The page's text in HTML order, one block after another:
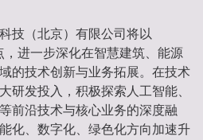
技（北京）有限公司将以
进一步深化在智慧建筑、能源
的技术创新与业务拓展。在技术
研发投入，积极探索人工智能、
前沿技术与核心业务的深度融
化、数字化、绿色化方向加速升